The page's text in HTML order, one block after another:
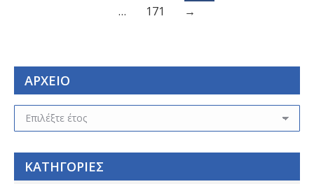
…
171 →
ΑΡΧΕΙΟ
ΑΡΧΕΙΟ
ΚΑΤΗΓΟΡΙΕΣ